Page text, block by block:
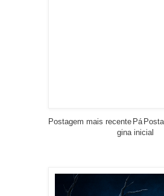
Postagem mais recente Pá
gina inicial